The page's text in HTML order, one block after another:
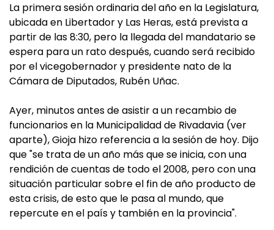
La primera sesión ordinaria del año en la Legislatura,
ubicada en Libertador y Las Heras, está prevista a
partir de las 8:30, pero la llegada del mandatario se
espera para un rato después, cuando será recibido
por el vicegobernador y presidente nato de la
Cámara de Diputados, Rubén Uñac.
Ayer, minutos antes de asistir a un recambio de
funcionarios en la Municipalidad de Rivadavia (ver
aparte), Gioja hizo referencia a la sesión de hoy. Dijo
que "se trata de un año más que se inicia, con una
rendición de cuentas de todo el 2008, pero con una
situación particular sobre el fin de año producto de
esta crisis, de esto que le pasa al mundo, que
repercute en el país y también en la provincia".